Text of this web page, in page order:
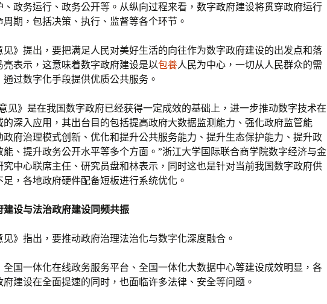
、政务运行、政务公开等。从纵向过程来看，数字政府建设将贯穿政府运行
周期，包括决策、执行、监督等各个环节。
见》提出，要把满足人民对美好生活的向往作为数字政府建设的出发点和落
亮表示，这意味着数字政府建设是以包養人民为中心，一切从人民群众的需
通过数字化手段提供优质公共服务。
见》是在我国数字政府已经获得一定成效的基础上，进一步推动数字技术在
的深入应用，其出台目的包括提高政府大数据监测能力、强化政府监管能
政府治理模式创新、优化和提升公共服务能力、提升生态保护能力、提升政
能、提升政务公开水平等多个方面。”浙江大学国际联合商学院数字经济与金
究中心联席主任、研究员盘和林表示，同时这也是针对当前我国数字政府供
足，各地政府硬件配备短板进行系统优化。
建设与法治政府建设同频共振
见》指出，要推动政府治理法治化与数字化深度融合。
全国一体化在线政务服务平台、全国一体化大数据中心等建设成效明显，各
府建设在全面提速的同时，也面临许多法律、安全等问题。